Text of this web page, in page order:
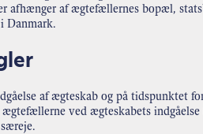
afhænger af ægtefællernes bopæl,
Danmark.
af ægteskab og på tidspunktet
ved ægteskabets